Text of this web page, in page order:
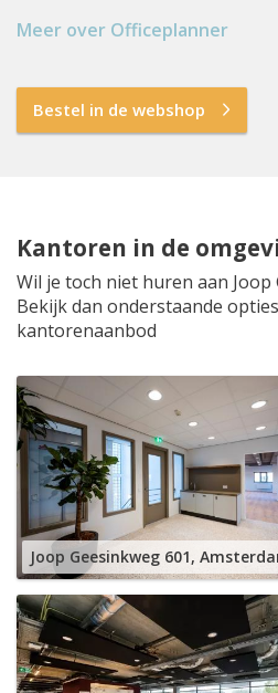
Meer over Officeplanner
Bestel in de webshop
Kantoren in de
Wil je toch niet huren aan Joop
Bekijk dan onderstaande
kantorenaanbod